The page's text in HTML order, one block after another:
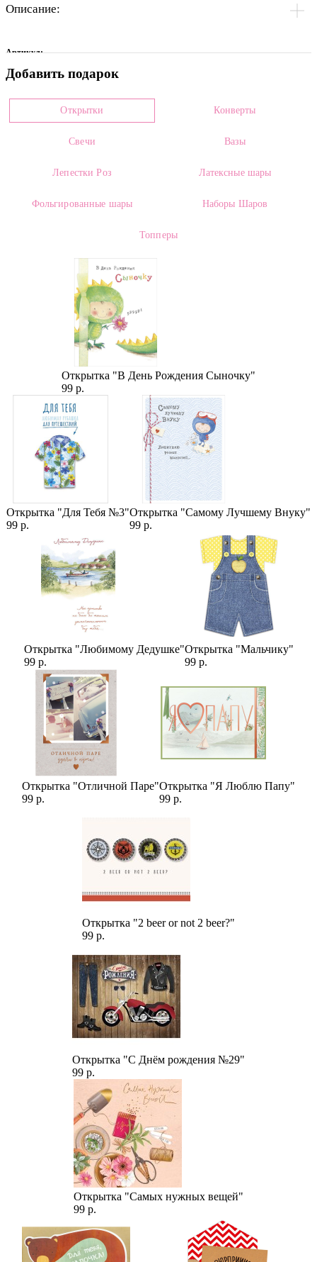
Описание:
Артикул:
0004490
Цвет
Малиновый
40.00 см
Малиновые розы,Кустовые Розы (Спрей)
Розы поштучно,Кустовые Пионовидные Розы
Роза Мисти Баблс
Добавить подарок
Открытки Конверты
Свечи Вазы
Лепестки Роз Латексные шары
Фольгированные шары Наборы Шаров
Топперы
Открытка "В День Рождения Сыночку"
99 р.
Открытка "Для Тебя №3"
99 р.
Открытка "Самому Лучшему Внуку"
99 р.
Открытка "Любимому Дедушке"
99 р.
Открытка "Мальчику"
99 р.
Открытка "Отличной Паре"
99 р.
Открытка "Я Люблю Папу"
99 р.
Открытка "2 beer or not 2 beer?"
99 р.
Открытка "С Днём рождения №29"
99 р.
Открытка "Самых нужных вещей"
99 р.